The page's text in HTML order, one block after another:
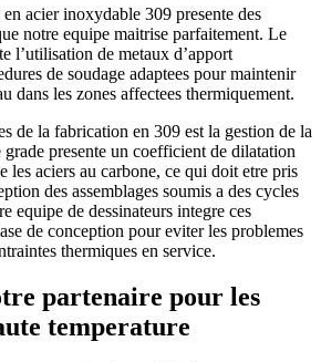
acier inoxydable 309 presente des
notre equipe maitrise parfaitement. Le
l’utilisation de metaux d’apport
de soudage adaptees pour maintenir
dans les zones affectees thermiquement.
de la fabrication en 309 est la gestion de la
presente un coefficient de dilatation
les aciers au carbone, ce qui doit etre pris
des assemblages soumis a des cycles
equipe de dessinateurs integre ces
de conception pour eviter les problemes
thermiques en service.
partenaire pour les
temperature